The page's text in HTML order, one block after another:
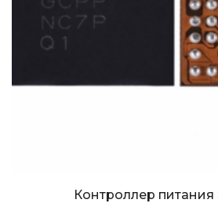
Контроллер питания